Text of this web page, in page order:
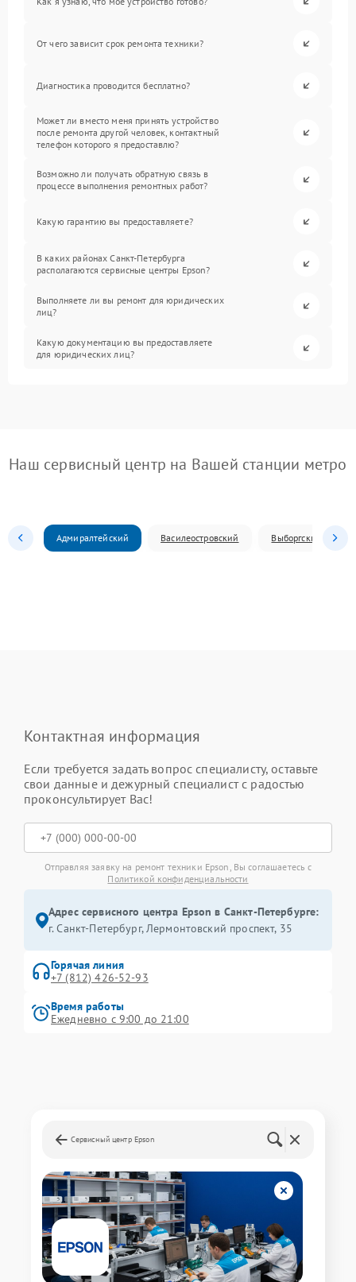
От чего зависит срок ремонта техники?
Диагностика проводится бесплатно?
Может ли вместо меня принять устройство
после ремонта другой человек, контактный
телефон которого я предоставлю?
Возможно ли получать обратную связь в
процессе выполнения ремонтных работ?
Какую гарантию вы предоставляете?
В каких районах Санкт-Петербурга
располагаются сервисные центры Epson?
Выполняете ли вы ремонт для юридических
лиц?
Какую документацию вы предоставляете
для юридических лиц?
Наш сервисный центр на Вашей станции метро
Адмиралтейский Василеостровский Выборгский
Контактная информация
Если требуется задать вопрос специалисту, оставьте
свои данные и дежурный специалист с радостью
проконсультирует Вас!
Отправляя заявку на ремонт техники Epson, Вы соглашаетесь с
Политикой конфиденциальности
Адрес сервисного центра Epson в Санкт-Петербурге:
г. Санкт-Петербург, Лермонтовский проспект, 35
Горячая линия
+7 (812) 426-52-93
Время работы
Ежедневно с 9:00 до 21:00
Сервисный центр Epson